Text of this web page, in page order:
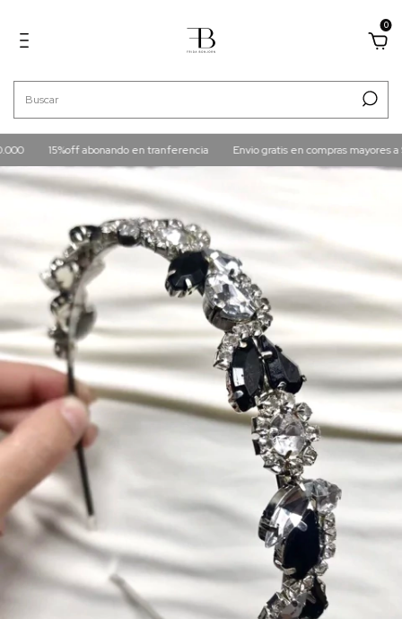
0
15%off abonando en tranferencia Envio gratis en compras mayores a